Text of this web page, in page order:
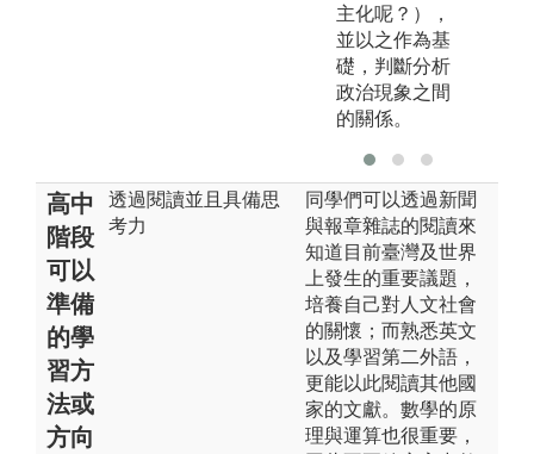
主化呢？），
並以之作為基
礎，判斷分析
政治現象之間
的關係。
高中
階段
可以
準備
的學
習方
法或
方向
透過閱讀並且具備思
考力
同學們可以透過新聞
與報章雜誌的閱讀來
知道目前臺灣及世界
上發生的重要議題，
培養自己對人文社會
的關懷；而熟悉英文
以及學習第二外語，
更能以此閱讀其他國
家的文獻。數學的原
理與運算也很重要，